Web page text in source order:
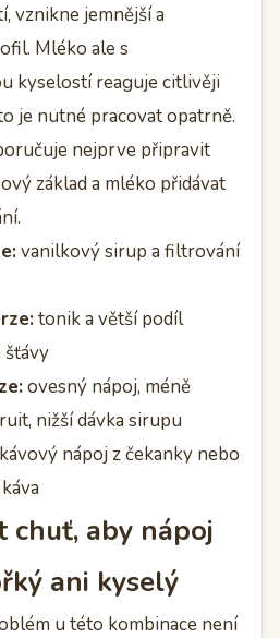
vznikne jemnější a
Mléko ale s
kyselostí reaguje citlivěji
je nutné pracovat opatrně.
nejprve připravit
základ a mléko přidávat
vanilkový sirup a filtrování
tonik a větší podíl
ovesný nápoj, méně
nižší dávka sirupu
kávový nápoj z čekanky nebo
chuť, aby nápoj
ani kyselý
u této kombinace není